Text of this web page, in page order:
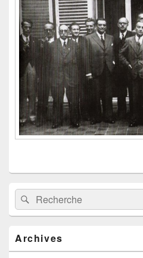
widget
pour
barre
latérale
Recherche :Rechercher
Archives